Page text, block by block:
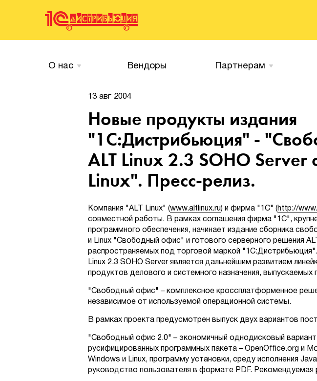
О нас Вендоры Партнерам
13 авг 2004
Новые продукты издания
"1С:Дистрибьюция" -
ALT Linux 2.3 SOHO Server
Linux". Пресс-релиз.
Компания "ALT Linux" (www.altlinux.ru ) и фирма "1С" ( http://
совместной работы. В рамках соглашения фирма "1С",
программного обеспечения, начинает издание сборника
и Linux "Свободный офис" и готового серверного решения
распространяемых под торговой маркой
Linux 2.3 SOHO Server является дальнейшим развитием
продуктов делового и системного назначения,
"Свободный офис" – комплексное кроссплатформенное
независимое от используемой операционной системы.
В рамках проекта предусмотрен выпуск двух вариантов
"Свободный офис 2.0" – экономичный однодисковый
русифицированных программных пакета – OpenOffice.org и
Windows и Linux, программу установки, среду исполнения
руководство пользователя в формате PDF. Рекомендуемая